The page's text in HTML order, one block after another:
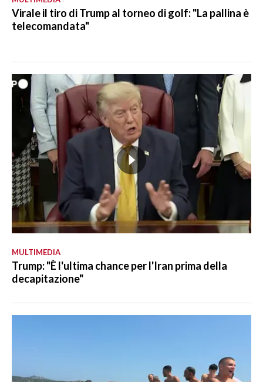
Virale il tiro di Trump al torneo di golf: "La pallina è
telecomandata"
MULTIMEDIA
Trump: "È l'ultima chance per l'Iran prima della
decapitazione"